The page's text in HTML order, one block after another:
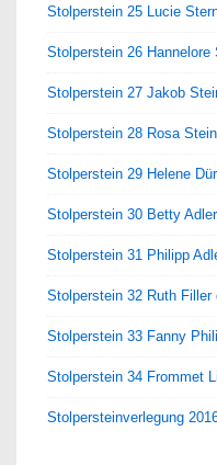
Stolperstein 25 Lucie
Stolperstein 26 Hannelore
Stolperstein 27 Jakob
Stolperstein 28 Rosa
Stolperstein 29 Helene
Stolperstein 30 Betty
Stolperstein 31 Philipp
Stolperstein 32 Ruth Filler
Stolperstein 33 Fanny
Stolperstein 34 Frommet
Stolpersteinverlegung